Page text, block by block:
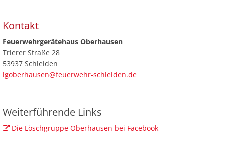
Kontakt
Feuerwehrgerätehaus Oberhausen
Trierer Straße 28
53937 Schleiden
lgoberhausen@feuerwehr-schleiden.de
Weiterführende Links
Die Löschgruppe Oberhausen bei Facebook